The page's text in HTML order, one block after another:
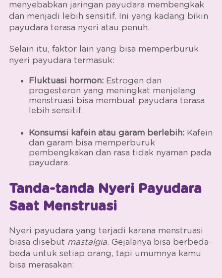
menyebabkan jaringan payudara membengkak
dan menjadi lebih sensitif. Ini yang kadang bikin
payudara terasa nyeri atau penuh.
Selain itu, faktor lain yang bisa memperburuk
nyeri payudara termasuk:
Fluktuasi hormon:Estrogen dan
progesteron yang meningkat menjelang
menstruasi bisa membuat payudara terasa
lebih sensitif.
Konsumsi kafein atau garam berlebih:Kafein
dan garam bisa memperburuk
pembengkakan dan rasa tidak nyaman pada
payudara.
Tanda-tanda Nyeri Payudara
Saat Menstruasi
Nyeri payudara yang terjadi karena menstruasi
biasa disebut mastalgia. Gejalanya bisa berbeda-
beda untuk setiap orang, tapi umumnya kamu
bisa merasakan: